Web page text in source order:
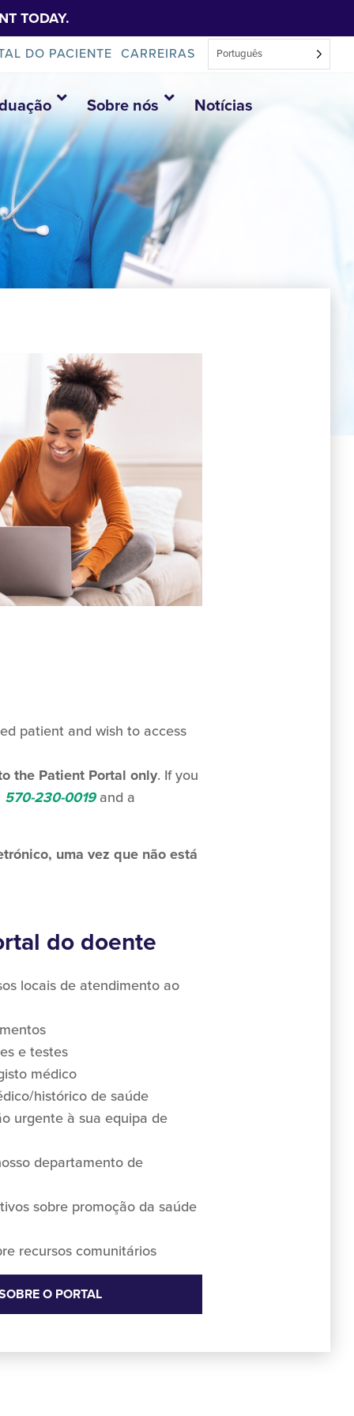
TODAY.
DO PACIENTE CARREIRAS Português
Sobre nós Notícias
patient and wish to access
the Patient Portal only. If you
570-230-0019and a
uma vez que não está
do doente
locais de atendimento ao
e testes
médico
histórico de saúde
urgente à sua equipa de
departamento de
sobre promoção da saúde
recursos comunitários
O PORTAL